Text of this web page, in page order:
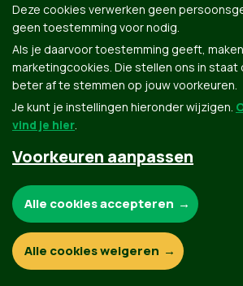
© Copyright Groen 2026 | Gemaakt metNationBuilder|
Deze cookies verwerken geen
geen toestemming voor nodig.
Als je daarvoor toestemming geeft,
marketingcookies. Die stellen ons in staat
beter af te stemmen op jouw voorkeuren.
Je kunt je instellingen hieronder wijzigen.
vind je hier.
Voorkeuren aanpassen
Functionele en analytische cookies:
Alle cookies accepteren
Alle cookies weigeren